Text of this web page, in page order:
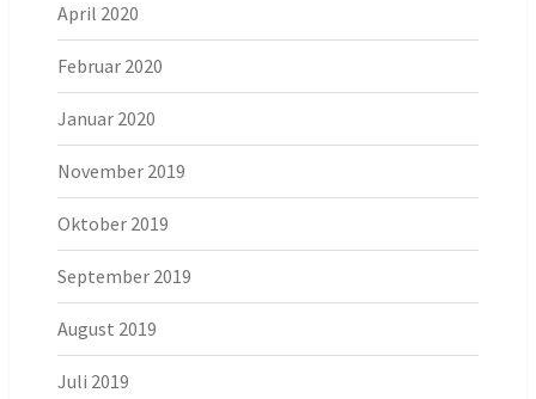
April 2020
Februar 2020
Januar 2020
November 2019
Oktober 2019
September 2019
August 2019
Juli 2019